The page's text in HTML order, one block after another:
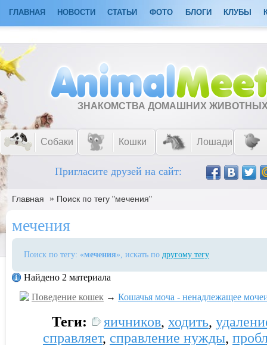
ГЛАВНАЯ НОВОСТИ СТАТЬИ ФОТО БЛОГИ КЛУБЫ
ЗНАКОМСТВА ДОМАШНИХ
Собаки Кошки Лошади
Пригласите друзей на сайт:
Главная » Поиск по тегу "мечения"
мечения
Поиск по тегу: «мечения», искать по другому тегу
Найдено 2 материала
Поведение кошек → Кошачья моча - ненадлежащее
Теги: яичников, ходить,
справляет, справление нужды,